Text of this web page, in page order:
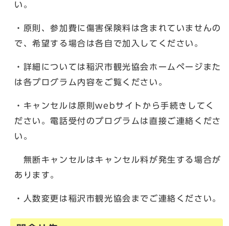
い。
・原則、参加費に傷害保険料は含まれていませんの
で、希望する場合は各自で加入してください。
・詳細については稲沢市観光協会ホームページまた
は各プログラム内容をご覧ください。
・キャンセルは原則webサイトから手続きしてく
ださい。電話受付のプログラムは直接ご連絡くださ
い。
無断キャンセルはキャンセル料が発生する場合が
あります。
・人数変更は稲沢市観光協会までご連絡ください。